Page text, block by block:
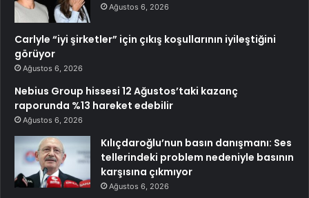
Ağustos 6, 2026
Carlyle “iyi şirketler” için çıkış koşullarının iyileştiğini
görüyor
Ağustos 6, 2026
Nebius Group hissesi 12 Ağustos’taki kazanç
raporunda %13 hareket edebilir
Ağustos 6, 2026
Kılıçdaroğlu’nun basın danışmanı: Ses
tellerindeki problem nedeniyle basının
karşısına çıkmıyor
Ağustos 6, 2026